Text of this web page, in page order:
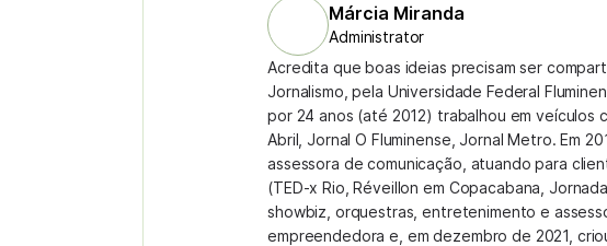
Márcia Miranda
Administrator
Acredita que boas ideias precisam ser
Jornalismo, pela Universidade Federal
por 24 anos (até 2012) trabalhou em veículos
Abril, Jornal O Fluminense, Jornal Metro. Em
assessora de comunicação, atuando para
(TED-x Rio, Réveillon em Copacabana,
showbiz, orquestras, entretenimento e
empreendedora e, em dezembro de 2021,